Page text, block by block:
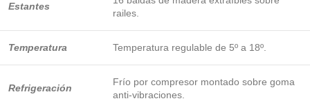
Estantes
railes.
Temperatura Temperatura regulable de 5º a 18º.
Refrigeración
Frío por compresor montado sobre goma
anti-vibraciones.